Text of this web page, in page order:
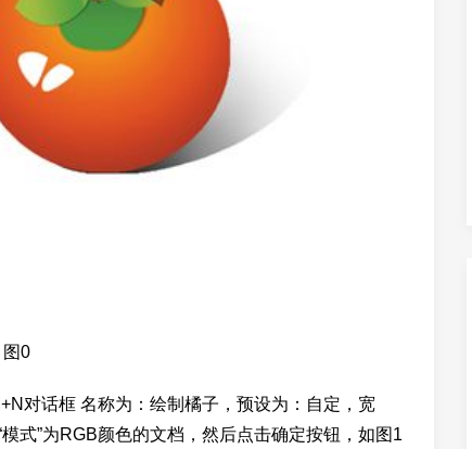
图0
对话框 名称为：绘制橘子，预设为：自定，宽
式”为RGB颜色的文档，然后点击确定按钮，如图1